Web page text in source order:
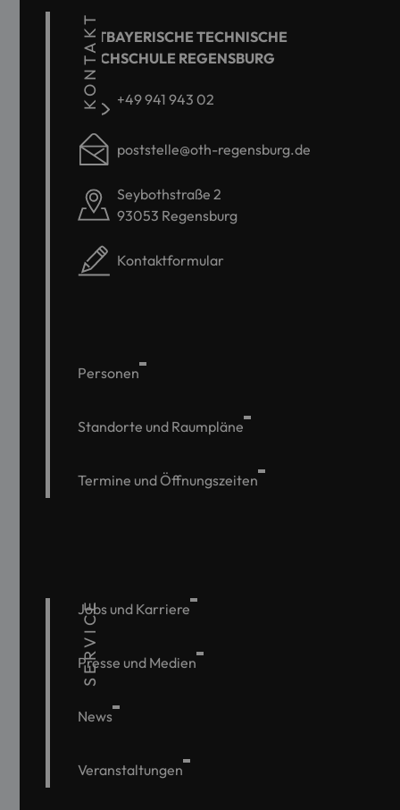
KONTAKT
OSTBAYERISCHE TECHNISCHE
HOCHSCHULE REGENSBURG
+49 941 943 02
poststelle@oth-regensburg.de
Seybothstraße 2
93053 Regensburg
Kontaktformular
Personen
Standorte und Raumpläne
Termine und Öffnungszeiten
SERVICE
Jobs und Karriere
Presse und Medien
News
Veranstaltungen